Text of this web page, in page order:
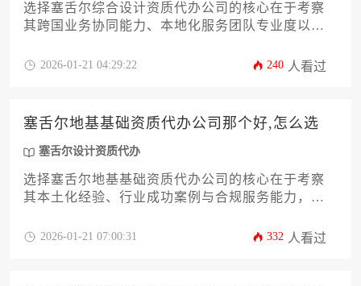
选择塞舌尔综合设计资质代办公司的核心在于考察
其跨国业务协同能力、本地化服务团队专业度以及
府认证资质、多语种合同支持及全程法律风控体
2026-01-21 04:29:22 240 人看过
塞舌尔地基基础资质代办公司那个好,怎么选
塞舌尔设计资质代办
选择塞舌尔地基基础资质代办公司的核心在于考察
其本土化经验、行业成功案例与合规服务能力，企
经验的专业机构，同时结合塞舌尔设计资质代办需
2026-01-21 07:00:31 332 人看过